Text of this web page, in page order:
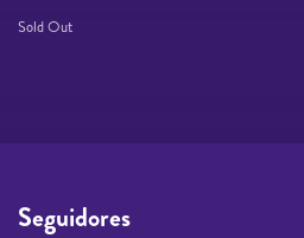
Sold Out
Seguidores